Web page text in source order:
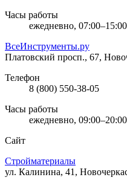
Часы работы
ежедневно, 07:00–15:00
ВсеИнструменты.ру
Платовский просп., 67,
Телефон
8 (800) 550-38-05
Часы работы
ежедневно, 09:00–20:00
Сайт
Стройматериалы
ул. Калинина, 41,